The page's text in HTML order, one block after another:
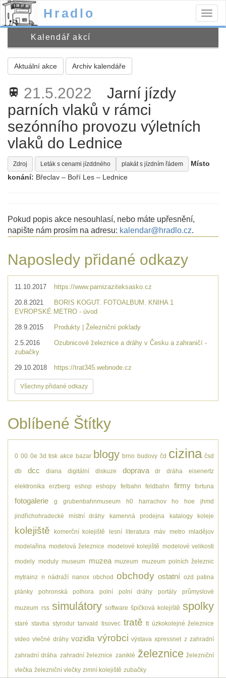
Hradlo
Kalendář akcí
Aktuální akce Archiv kalendáře
train 21.5.2022
Jarní jízdy
parních vlaků v rámci
sezónního provozu výletních
vlaků do Lednice
Zdroj Leták s cenami jízddného plakát s jízdním řádem
Místo
konání: Břeclav – Boří Les – Lednice
Pokud popis akce nesouhlasí, nebo máte upřesnění,
napište nám prosím na adresu: kalendar@hradlo.cz.
Naposledy přidané odkazy
11.10.2017 https://www.parnizaziteksasko.cz
20.8.2021
BORIS KOGUT. FOTOALBUM. KNIHA 1
EVROPSKÉ METRO - úvod
28.9.2015 Produkty | Železniční poklady
2.5.2016
Ozubnicové železnice a dráhy v Česku a zahraničí -
zubačky
29.10.2018 https://trat345.webnode.cz
Všechny přidané odkazy
Oblíbené Štítky
0 00 0e 3d tisk akce bazar blogy brno budovy čd cizina čsd
db dcc diana digitální diskuze doprava dr dráha eisenertz
elektronika erzberg eshop eshopy felbahn feldbahn firmy fortuna
fotogalerie g grubenbahnmuseum h0 harrachov ho hoe jhmd
jindřichohradecké místní dráhy kamenná prodejna katalogy koleje
kolejiště komerční kolejiště lesní literatura máv metro mladějov
modelařina modelová železnice modelové kolejiště modelové velikosti
modely moduly museum muzea muzeum muzeum polních železnic
mytrainz n nádraží nanox obchod obchody ostatní ozd patina
plánky pohronská polhora polní polní dráhy portály průmyslové
muzeum rss simulátory software špičková kolejiště spolky
staré stavba styrodur tanvald tisovec tratě tt úzkokolejné železnice
video vlečné dráhy vozidla výrobci výstava xpressnet z zahradní
zahradní dráha zahradní železnice zaniklé železnice železniční
vlečka železniční vlečky zimní kolejiště zubačky